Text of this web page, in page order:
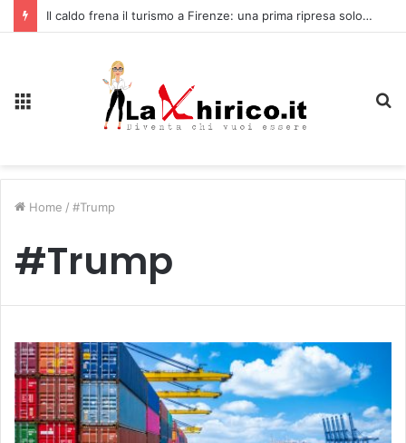
Il caldo frena il turismo a Firenze: una prima ripresa solo a settembre
Home / #Trump
#Trump